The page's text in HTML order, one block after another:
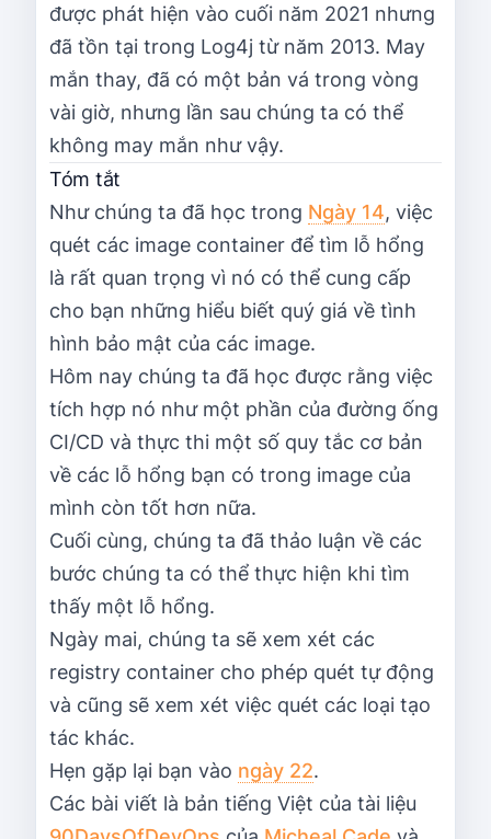
được phát hiện vào cuối năm 2021 nhưng
đã tồn tại trong Log4j từ năm 2013. May
mắn thay, đã có một bản vá trong vòng
vài giờ, nhưng lần sau chúng ta có thể
không may mắn như vậy.
Tóm tắt
Như chúng ta đã học trong Ngày 14, việc
quét các image container để tìm lỗ hổng
là rất quan trọng vì nó có thể cung cấp
cho bạn những hiểu biết quý giá về tình
hình bảo mật của các image.
Hôm nay chúng ta đã học được rằng việc
tích hợp nó như một phần của đường ống
CI/CD và thực thi một số quy tắc cơ bản
về các lỗ hổng bạn có trong image của
mình còn tốt hơn nữa.
Cuối cùng, chúng ta đã thảo luận về các
bước chúng ta có thể thực hiện khi tìm
thấy một lỗ hổng.
Ngày mai, chúng ta sẽ xem xét các
registry container cho phép quét tự động
và cũng sẽ xem xét việc quét các loại tạo
tác khác.
Hẹn gặp lại bạn vào ngày 22.
Các bài viết là bản tiếng Việt của tài liệu